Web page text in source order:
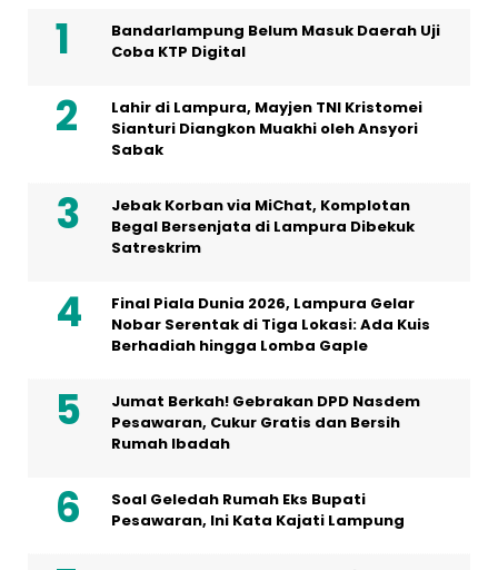
Bandarlampung Belum Masuk Daerah Uji
Coba KTP Digital
Lahir di Lampura, Mayjen TNI Kristomei
Sianturi Diangkon Muakhi oleh Ansyori
Sabak
Jebak Korban via MiChat, Komplotan
Begal Bersenjata di Lampura Dibekuk
Satreskrim
Final Piala Dunia 2026, Lampura Gelar
Nobar Serentak di Tiga Lokasi: Ada Kuis
Berhadiah hingga Lomba Gaple
Jumat Berkah! Gebrakan DPD Nasdem
Pesawaran, Cukur Gratis dan Bersih
Rumah Ibadah
Soal Geledah Rumah Eks Bupati
Pesawaran, Ini Kata Kajati Lampung